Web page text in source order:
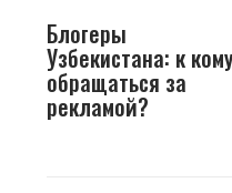
Блогеры
Узбекистана: к кому
обращаться за
рекламой?